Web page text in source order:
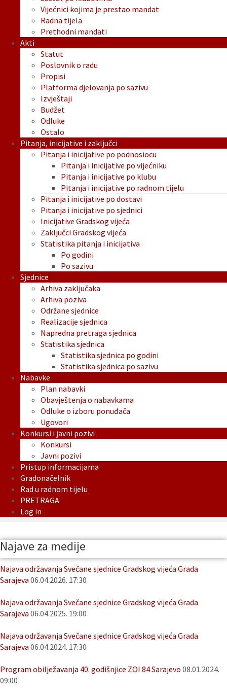
Vijećnici kojima je prestao mandat
Radna tijela
Prethodni mandati
Akti
Statut
Poslovnik o radu
Propisi
Platforma djelovanja po sazivu
Izvještaji
Budžet
Odluke
Ostalo
Pitanja, inicijative i zaključci
Pitanja i inicijative po podnosiocu
Pitanja i inicijative po vijećniku
Pitanja i inicijative po klubu
Pitanja i inicijative po radnom tijelu
Pitanja i inicijative po dostavi
Pitanja i inicijative po sjednici
Inicijative Gradskog vijeća
Zaključci Gradskog vijeća
Statistika pitanja i inicijativa
Po godini
Po sazivu
Sjednice
Arhiva zaključaka
Arhiva poziva
Održane sjednice
Realizacije sjednica
Napredna pretraga sjednica
Statistika sjednica
Statistika sjednica po godini
Statistika sjednica po sazivu
Nabavke
Plan nabavki
Obavještenja o nabavkama
Odluke o izboru ponuđača
Ugovori
Konkursi i javni pozivi
Konkursi
Javni pozivi
Pristup informacijama
Gradonačelnik
Rad u radnom tijelu
PRETRAGA
Log in
Najave za medije
Najava održavanja Svečane sjednice Gradskog vijeća Grada
Sarajeva 06.04.2026. 17:30
Najava održavanja Svečane sjednice Gradskog vijeća Grada
Sarajeva 06.04.2025. 19:00
Najava održavanja Svečane sjednice Gradskog vijeća Grada
Sarajeva 06.04.2024. 17:30
Program obilježavanja 40. godišnjice ZOI 84 Sarajevo 08.01.2024.
09:00